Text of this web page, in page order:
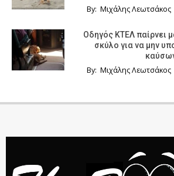
By: Μιχάλης Λεωτσάκος
Οδηγός KTΕΛ παίρνει
σκύλο για να μην
By: Μιχάλης Λεωτσάκος